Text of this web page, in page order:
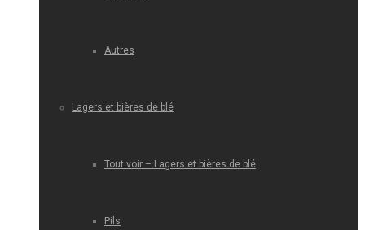
Autres
Lagers et bières de blé
Tout voir – Lagers et bières de blé
Pils